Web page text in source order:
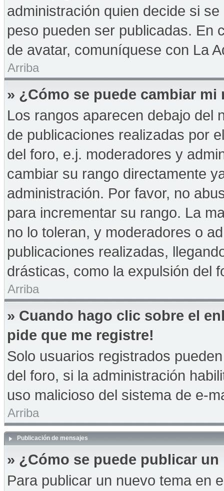
administración quien decide si
peso pueden ser publicadas. En
de avatar, comuníquese con La
Arriba
» ¿Cómo se puede cambiar mi
Los rangos aparecen debajo del
de publicaciones realizadas por
del foro, e.j. moderadores y
cambiar su rango directamente
administración. Por favor, no
para incrementar su rango. La
no lo toleran, y moderadores o
publicaciones realizadas,
drásticas, como la expulsión del
Arriba
» Cuando hago clic sobre el
pide que me registre!
Solo usuarios registrados
del foro, si la administración
uso malicioso del sistema de e-
Arriba
Publicación de mensajes
» ¿Cómo se puede publicar
Para publicar un nuevo tema en